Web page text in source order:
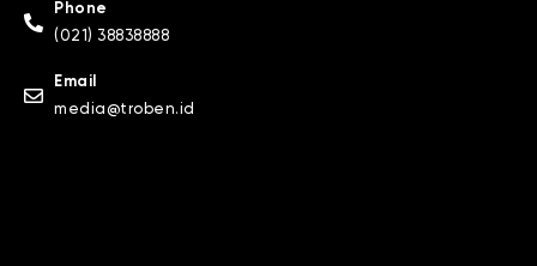
Phone
(021) 38838888
Email
media@troben.id